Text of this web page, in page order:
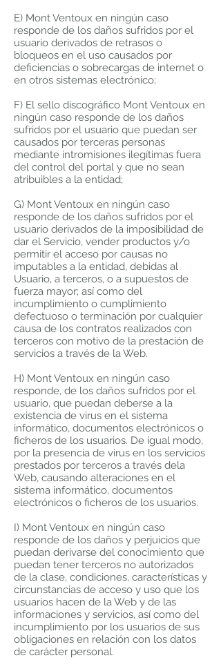
E) Mont Ventoux en ningún caso
responde de los daños sufridos por el
usuario derivados de retrasos o
bloqueos en el uso causados por
deficiencias o sobrecargas de internet o
en otros sistemas electrónico;
F) El sello discográfico Mont Ventoux en
ningún caso responde de los daños
sufridos por el usuario que puedan ser
causados por terceras personas
mediante intromisiones ilegítimas fuera
del control del portal y que no sean
atribuibles a la entidad;
G) Mont Ventoux en ningún caso
responde de los daños sufridos por el
usuario derivados de la imposibilidad de
dar el Servicio, vender productos y/o
permitir el acceso por causas no
imputables a la entidad, debidas al
Usuario, a terceros, o a supuestos de
fuerza mayor; así como del
incumplimiento o cumplimiento
defectuoso o terminación por cualquier
causa de los contratos realizados con
terceros con motivo de la prestación de
servicios a través de la Web.
H) Mont Ventoux en ningún caso
responde, de los daños sufridos por el
usuario, que puedan deberse a la
existencia de virus en el sistema
informático, documentos electrónicos o
ficheros de los usuarios. De igual modo,
por la presencia de virus en los servicios
prestados por terceros a través dela
Web, causando alteraciones en el
sistema informático, documentos
electrónicos o ficheros de los usuarios.
I) Mont Ventoux en ningún caso
responde de los daños y perjuicios que
puedan derivarse del conocimiento que
puedan tener terceros no autorizados
de la clase, condiciones, características y
circunstancias de acceso y uso que los
usuarios hacen de la Web y de las
informaciones y servicios, así como del
incumplimiento por los usuarios de sus
obligaciones en relación con los datos
de carácter personal.